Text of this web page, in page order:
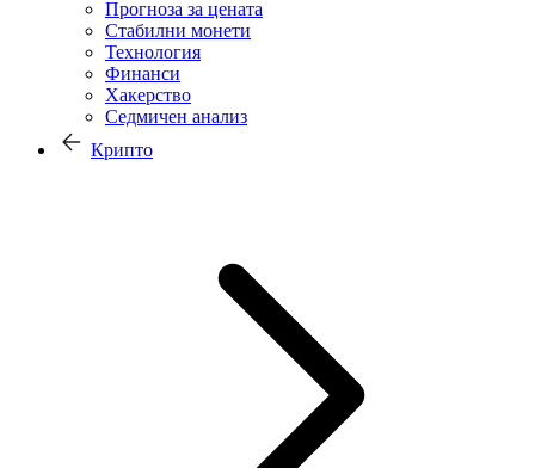
Прогноза за цената
Стабилни монети
Технология
Финанси
Хакерство
Седмичен анализ
Крипто